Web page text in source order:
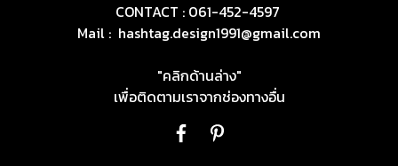
CONTACT : 061-452-4597
Mail : hashtag.design1991@gmail.com
"คลิกด้านล่าง"
เพื่อติดตามเราจากช่องทางอื่น